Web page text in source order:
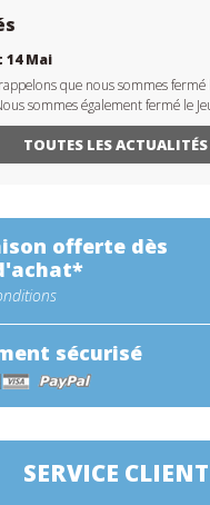
14 Mai
que nous sommes
sommes également fermé le
TOUTES LES ACTUALITÉS
offerte dès
sécurisé
SERVICE CLIENT